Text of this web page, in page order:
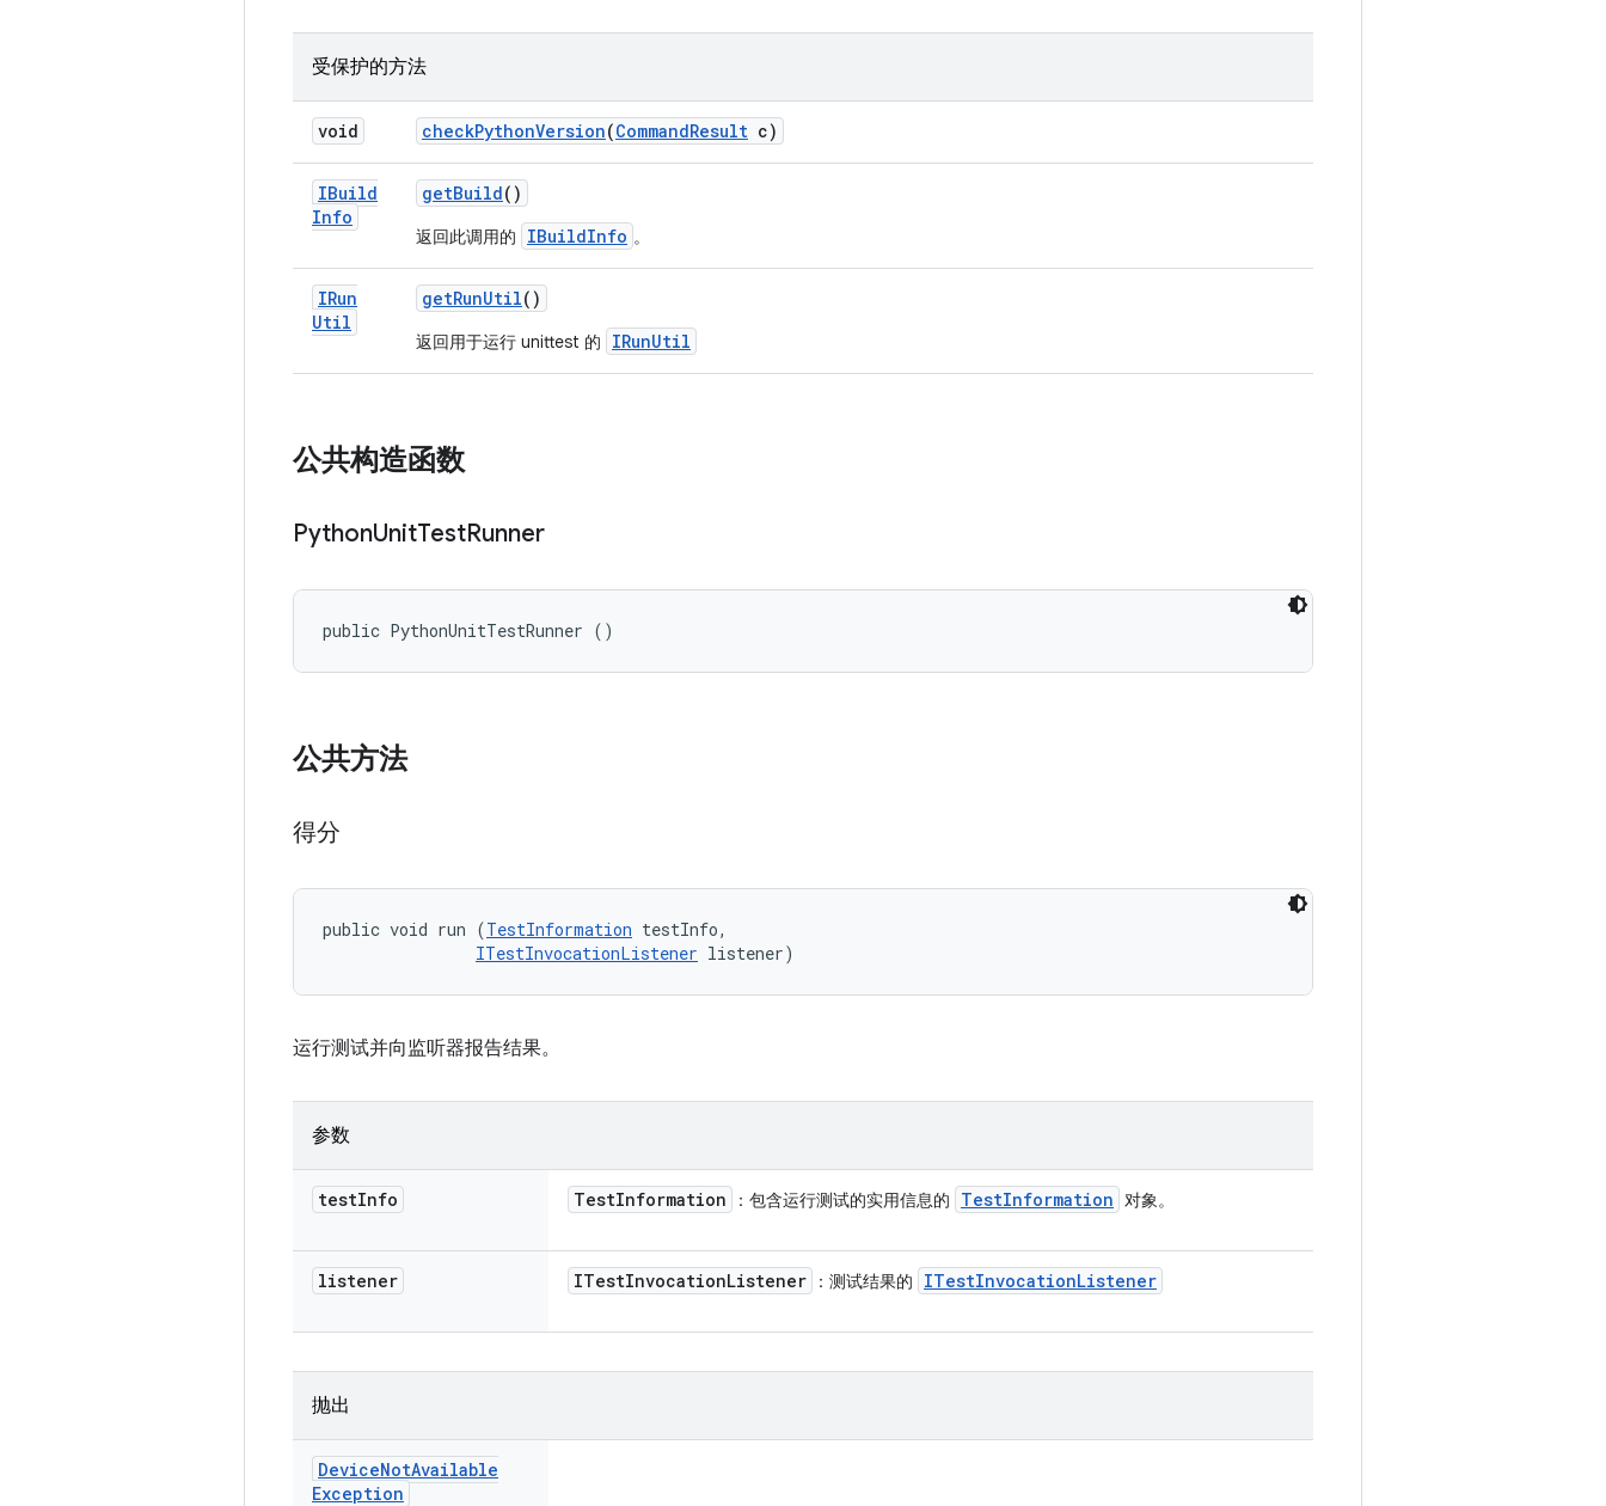
受保护的方法
void checkPythonVersion(CommandResult c)
IBuild
Info
getBuild()
返回此调用的 IBuildInfo 。
IRun
Util
getRunUtil()
返回用于运行 unittest 的 IRunUtil
公共构造函数
PythonUnitTestRunner
public PythonUnitTestRunner ()
公共方法
得分
public void run (TestInformation testInfo,
ITestInvocationListener listener)
运行测试并向监听器报告结果。
参数
testInfo TestInformation ：包含运行测试的实用信息的 TestInformation 对象。
listener ITestInvocationListener ：测试结果的 ITestInvocationListener
抛出
DeviceNotAvailable
Exception